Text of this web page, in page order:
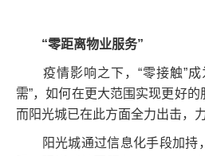
“零距离物业服务”
疫情影响之下，“零接触”成
需”，如何在更大范围实现更好的
而阳光城已在此方面全力出击，
阳光城通过信息化手段加持